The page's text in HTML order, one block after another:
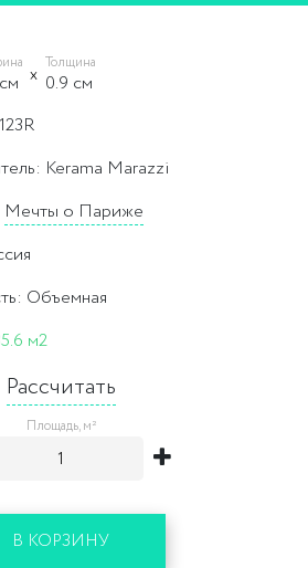
Толщина
0.9 cм
Kerama Marazzi
Мечты о Париже
Объемная
м2
Рассчитать
Площадь, м²
В КОРЗИНУ